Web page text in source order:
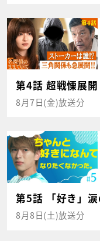
第4話 超戦慄展開
8月7日(金)放送分
第5話 「好き」
8月8日(土)放送分